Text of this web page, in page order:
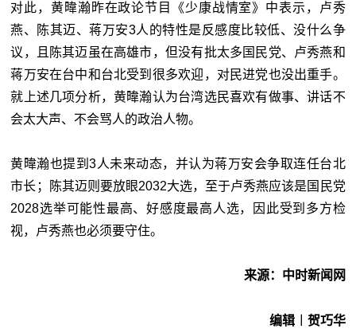
对此，黄暐瀚昨在政论节目《少康战情室》中表示，卢秀
燕、陈其迈、蒋万安3人的特性是反感度比较低、没什么争
议，且陈其迈虽在高雄市，但没有批太多国民党、卢秀燕和
蒋万安在台中和台北受到很多欢迎，对民进党也没出重手。
就上述几项分析，黄暐瀚认为台湾选民喜欢有做事、讲话不
会太大声、不会骂人的政治人物。
黄暐瀚也提到3人未来动态，并认为蒋万安会争取连任台北
市长；陈其迈则要放眼2032大选，至于卢秀燕应该是国民党
2028选举可能性最高、好感度最高人选，因此受到多方检
视，卢秀燕也必须要守住。
来源：中时新闻网
编辑︱贺巧华